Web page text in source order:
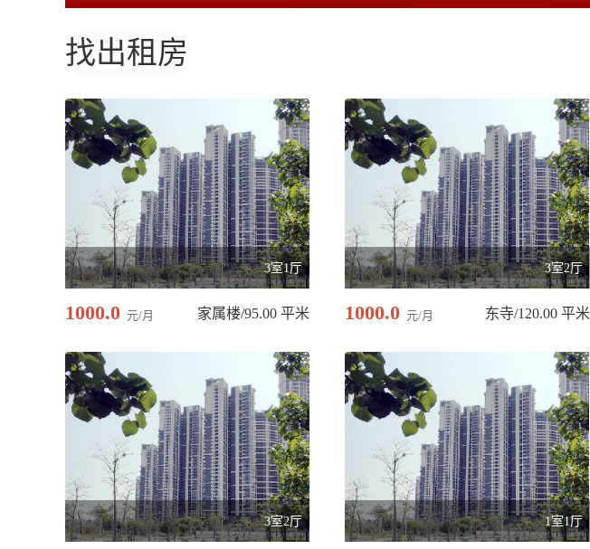
找出租房
3室1厅
1000.0 元/月 家属楼/95.00 平米
3室2厅
1000.0 元/月 东寺/120.00 平米
3室2厅 1室1厅